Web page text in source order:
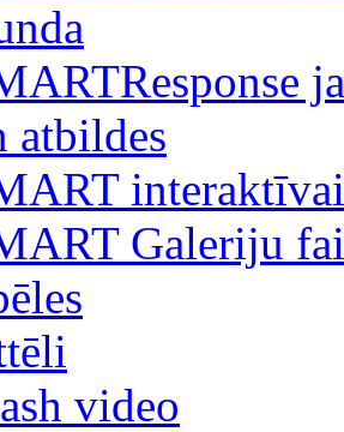
atbildes
Galeriju
video